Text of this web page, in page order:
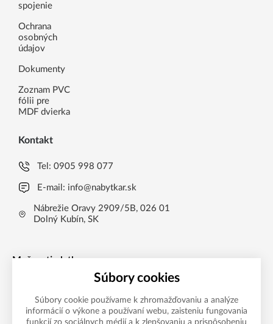
spojenie
Ochrana
osobných
údajov
Dokumenty
Zoznam PVC
fólii pre
MDF dvierka
Kontakt
Tel:0905 998 077
E-mail: info@nabytkar.sk
Nábrežie Oravy 2909/5B, 026 01
Dolný Kubín, SK
Možnosti platby
Súbory cookies
Súbory cookie používame k zhromažďovaniu a analýze
informácií o výkone a používaní webu, zaisteniu fungovania
funkcií zo sociálnych médií a k zlepšovaniu a prispôsobeniu